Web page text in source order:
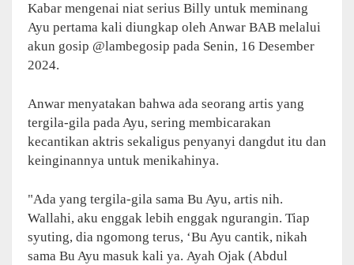
Kabar mengenai niat serius Billy untuk meminang
Ayu pertama kali diungkap oleh Anwar BAB melalui
akun gosip @lambegosip pada Senin, 16 Desember
2024.
Anwar menyatakan bahwa ada seorang artis yang
tergila-gila pada Ayu, sering membicarakan
kecantikan aktris sekaligus penyanyi dangdut itu dan
keinginannya untuk menikahinya.
"Ada yang tergila-gila sama Bu Ayu, artis nih.
Wallahi, aku enggak lebih enggak ngurangin. Tiap
syuting, dia ngomong terus, ‘Bu Ayu cantik, nikah
sama Bu Ayu masuk kali ya. Ayah Ojak (Abdul